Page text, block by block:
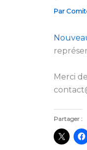
Par
Merci
Partager :